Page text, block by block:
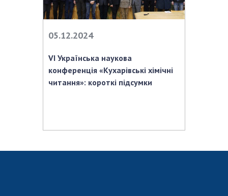
МЕДІА ПРО НАС
АКАДЕМІЯ КОМЕНТУЄ
КОНТАКТИ
ПРОФСПІЛКА НАН УКРАЇНИ
05.12.2024
VІ Українська наукова
конференція «Кухарівські хімічні
читання»: короткі підсумки